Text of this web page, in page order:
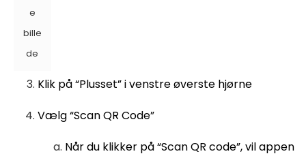
e
bille
de
Klik på “Plusset” i venstre øverste hjørne
Vælg “Scan QR Code”
Når du klikker på “Scan QR code”, vil appen